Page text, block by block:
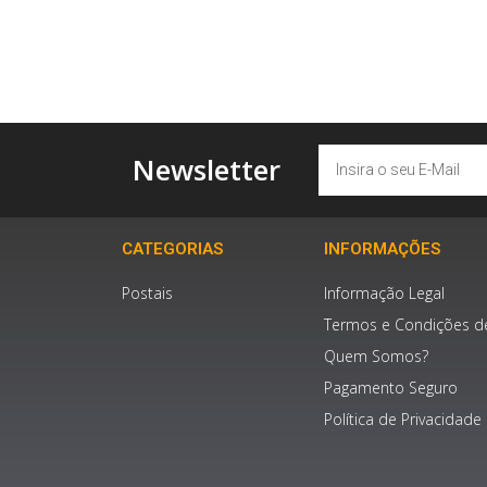
Newsletter
CATEGORIAS
Postais
INFORMAÇÕES
Informação Legal
Termos e Condições
Quem Somos?
Pagamento Seguro
Política de Privacidade